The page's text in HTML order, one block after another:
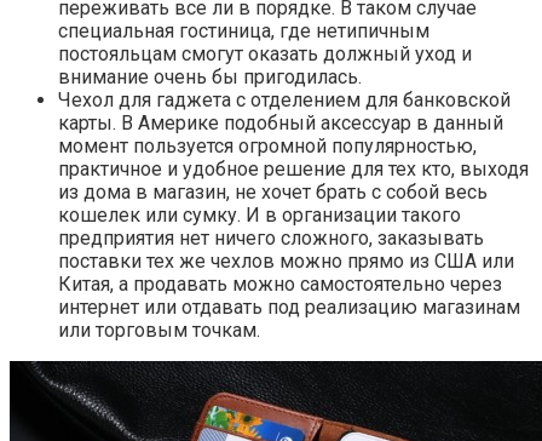
переживать все ли в порядке. В таком случае
специальная гостиница, где нетипичным
постояльцам смогут оказать должный уход и
внимание очень бы пригодилась.
Чехол для гаджета с отделением для банковской
карты. В Америке подобный аксессуар в данный
момент пользуется огромной популярностью,
практичное и удобное решение для тех кто, выходя
из дома в магазин, не хочет брать с собой весь
кошелек или сумку. И в организации такого
предприятия нет ничего сложного, заказывать
поставки тех же чехлов можно прямо из США или
Китая, а продавать можно самостоятельно через
интернет или отдавать под реализацию магазинам
или торговым точкам.